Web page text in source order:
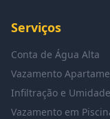
Serviços
Conta de Água Alta
Vazamento
Infiltração e Umidade
Vazamento em